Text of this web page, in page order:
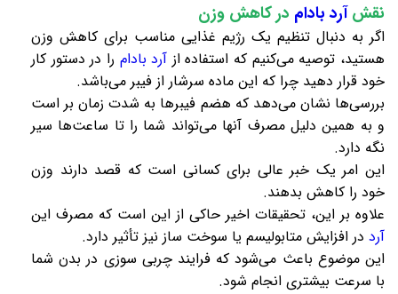
نقشآرد بادام در کاهش وزن
اگر به دنبال تنظیم یک رژیم غذایی مناسب برای کاهش وزن
هستید، توصیه می‌کنیم که استفاده از آرد بادام را در دستور کار
خود قرار دهید چرا که این ماده سرشار از فیبر می‌باشد.
بررسی‌ها نشان می‌دهد که هضم فیبرها به شدت زمان بر است
و به همین دلیل مصرف آنها می‌تواند شما را تا ساعت‌ها سیر
نگه دارد.
این امر یک خبر عالی برای کسانی است که قصد دارند وزن
خود را کاهش بدهند.
علاوه بر این، تحقیقات اخیر حاکی از این است که مصرف این
آرد در افزایش متابولیسم یا سوخت ساز نیز تأثیر دارد.
این موضوع باعث می‌شود که فرایند چربی سوزی در بدن شما
با سرعت بیشتری انجام شود.